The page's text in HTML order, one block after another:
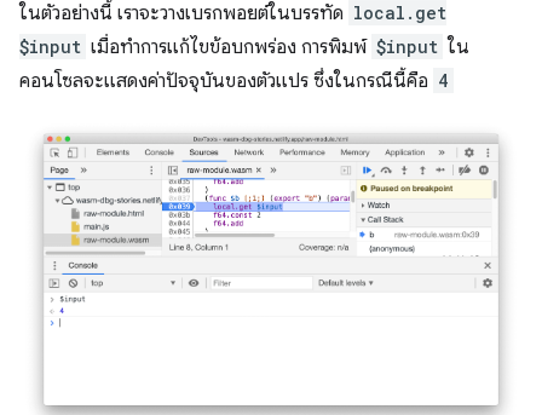
ในตัวอย่างนี้ เราจะวางเบรกพอยต์ในบรรทัด local.get
$input เมื่อทำการแก้ไขข้อบกพร่อง การพิมพ์ $input ใน
คอนโซลจะแสดงค่าปัจจุบันของตัวแปร ซึ่งในกรณีนี้คือ 4